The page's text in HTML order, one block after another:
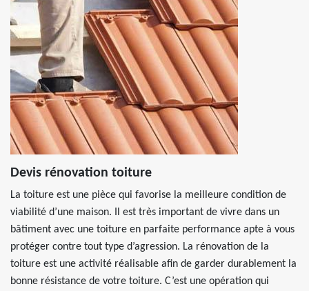
Devis rénovation toiture
La toiture est une pièce qui favorise la meilleure condition de
viabilité d’une maison. Il est très important de vivre dans un
bâtiment avec une toiture en parfaite performance apte à vous
protéger contre tout type d’agression. La rénovation de la
toiture est une activité réalisable afin de garder durablement la
bonne résistance de votre toiture. C’est une opération qui